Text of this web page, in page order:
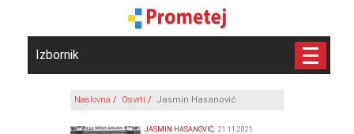
Izbornik
Naslovna / Osvrti / Jasmin Hasanović
JASMIN HASANOVIĆ, 21.11.2021